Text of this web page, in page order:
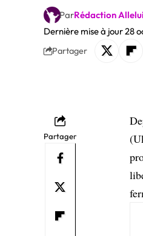
Dernière mise à jour 28
ParRédaction
Partager
Partager